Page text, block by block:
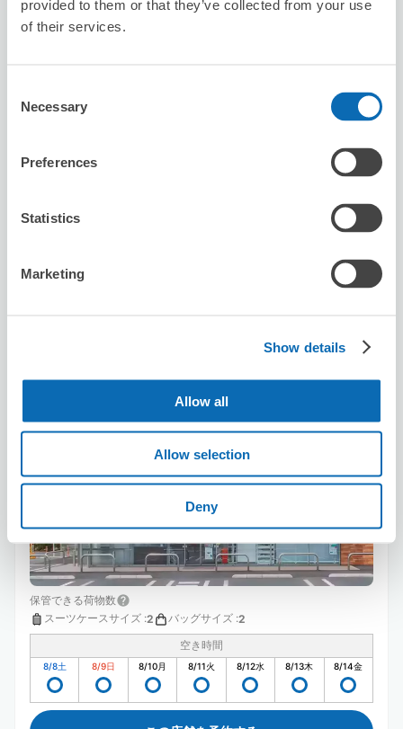
provided to them or that they’ve collected from your use
of their services.
Selection
Necessary
Preferences
Statistics
Marketing
Show details
Allow all
Allow selection
Deny
松戸駅から徒歩4分
本日の営業時間:
セブン－イレブン松戸常盤平セブンタウン
常盤平駅から徒歩1分
保管できる荷物数
スーツケースサイズ :2 バッグサイズ :2
空き時間
8/8土 8/9日 8/10月 8/11火 8/12水 8/13木 8/14金